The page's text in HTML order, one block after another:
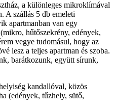
a különleges mikroklímával
A szállás 5 db emeleti
apartmanban van egy
hűtőszekrény, edények,
vegye tudomásul, hogy az
lesz a teljes apartman és szoba.
barátkozunk, együtt sírunk,
kandallóval, közös
(edények, tűzhely, sütő,